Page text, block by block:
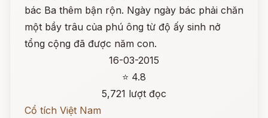
bác Ba thêm bận rộn. Ngày ngày bác phải chăn
một bầy trâu của phú ông từ độ ấy sinh nở
tổng cộng đã được năm con.
16-03-2015
⭐ 4.8
5,721 lượt đọc
Cổ tích Việt Nam